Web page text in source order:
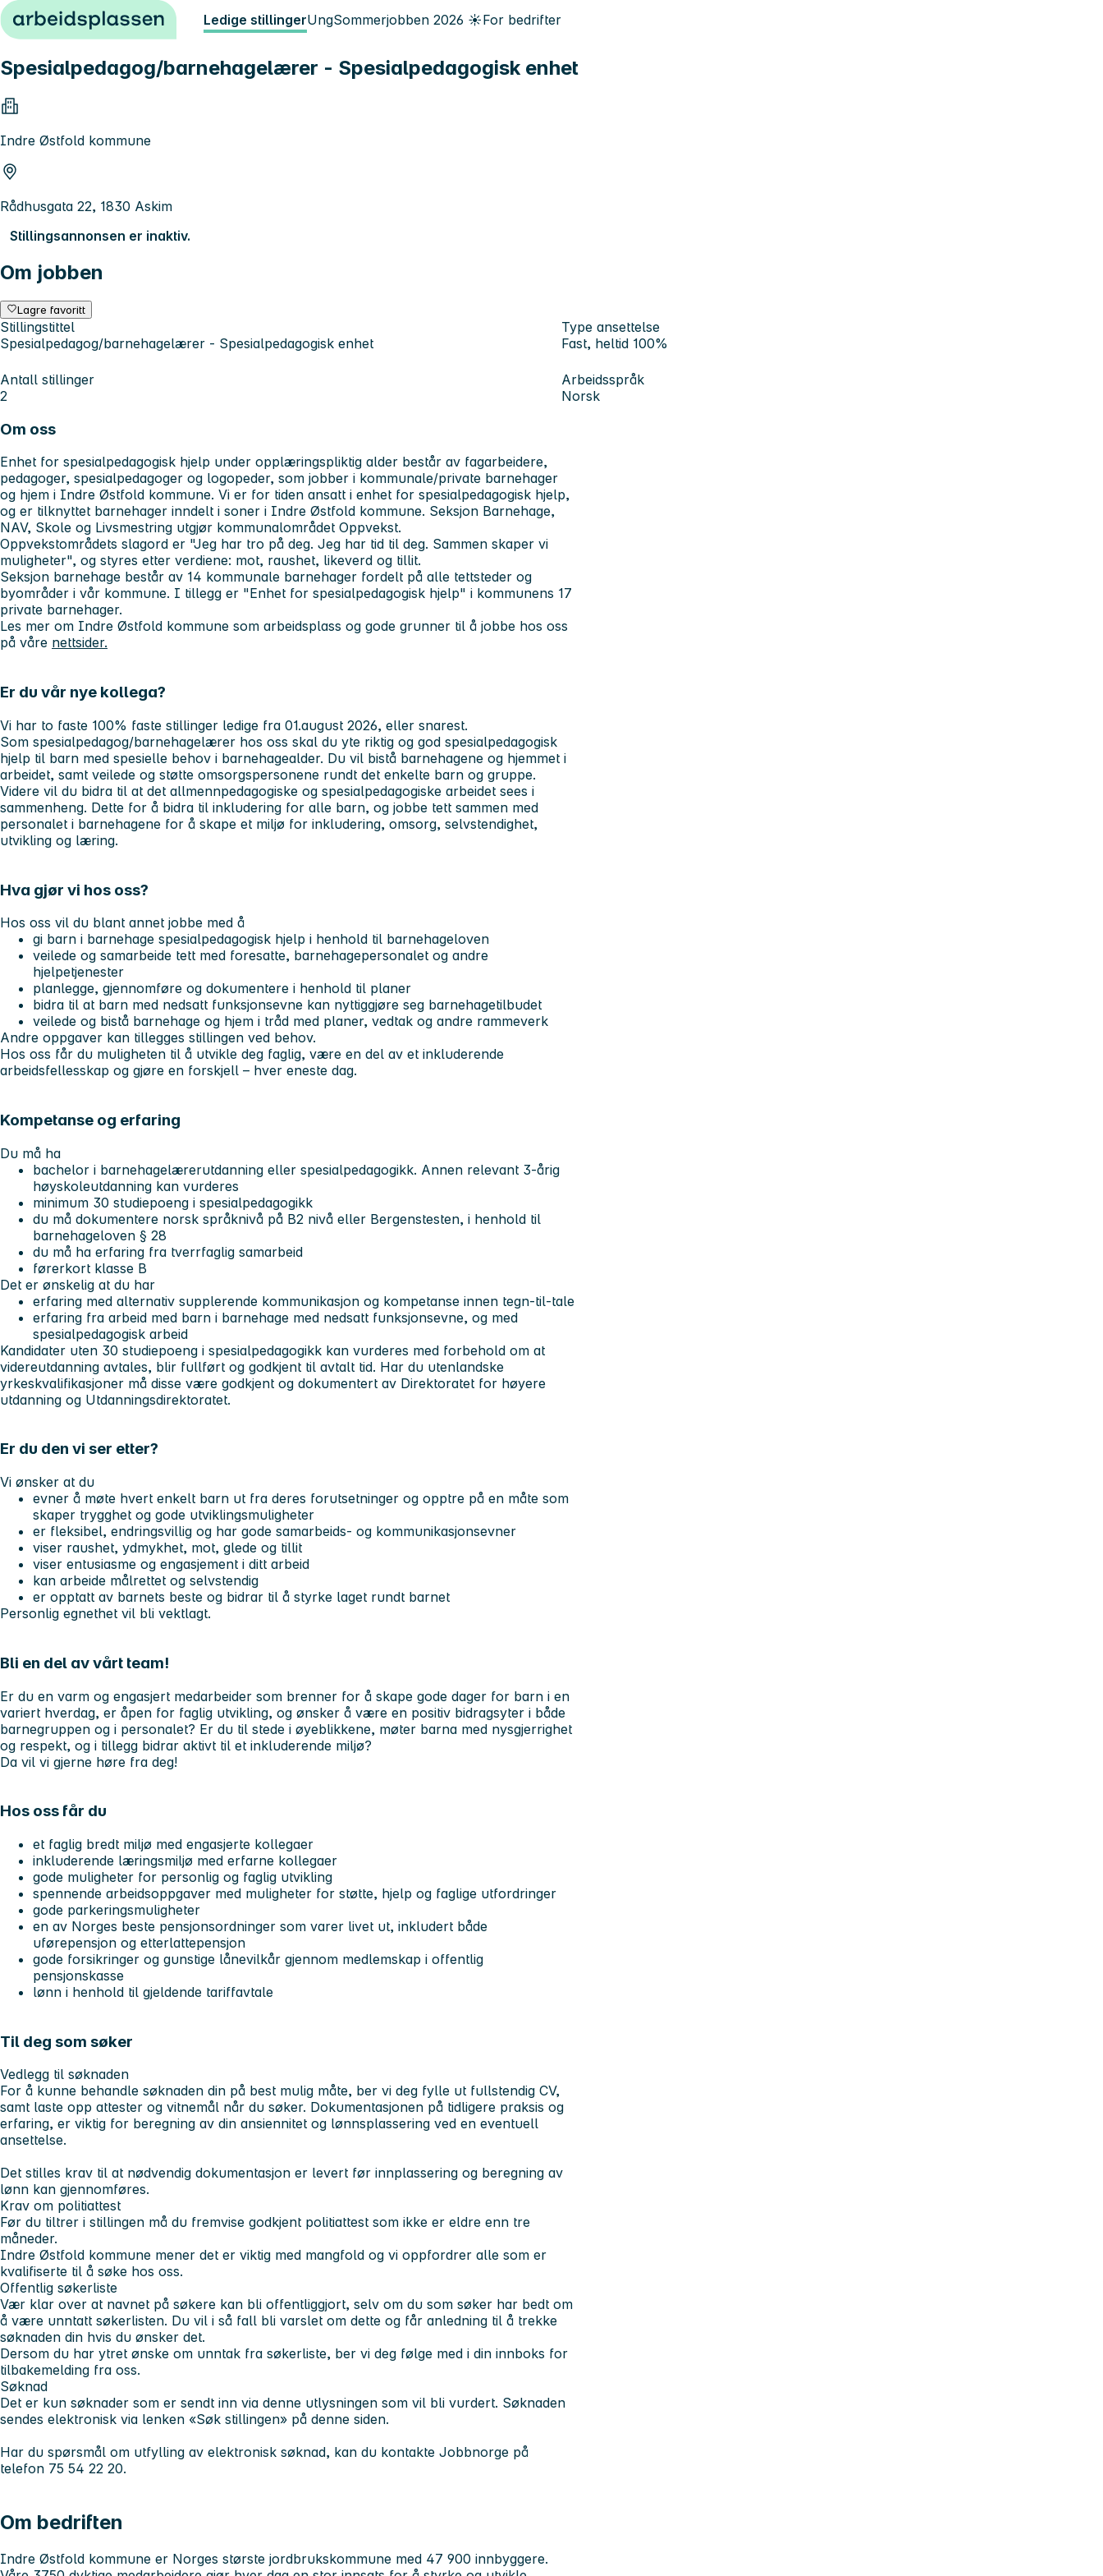
Hopp til innhold Ledige stillingerUngSommerjobben 2026 ☀️For bedrifter
Spesialpedagog/barnehagelærer - Spesialpedagogisk enhet
Indre Østfold kommune
Rådhusgata 22, 1830 Askim
Stillingsannonsen er inaktiv.
Om jobben
Lagre favoritt
Stillingstittel
Spesialpedagog/barnehagelærer - Spesialpedagogisk enhet
Type ansettelse
Fast, heltid 100%
Antall stillinger
2
Arbeidsspråk
Norsk
Om oss
Enhet for spesialpedagogisk hjelp under opplæringspliktig alder består av fagarbeidere,
pedagoger, spesialpedagoger og logopeder, som jobber i kommunale/private barnehager
og hjem i Indre Østfold kommune. Vi er for tiden ansatt i enhet for spesialpedagogisk hjelp,
og er tilknyttet barnehager inndelt i soner i Indre Østfold kommune. Seksjon Barnehage,
NAV, Skole og Livsmestring utgjør kommunalområdet Oppvekst.
Oppvekstområdets slagord er "Jeg har tro på deg. Jeg har tid til deg. Sammen skaper vi
muligheter", og styres etter verdiene: mot, raushet, likeverd og tillit.
Seksjon barnehage består av 14 kommunale barnehager fordelt på alle tettsteder og
byområder i vår kommune. I tillegg er "Enhet for spesialpedagogisk hjelp" i kommunens 17
private barnehager.
Les mer om Indre Østfold kommune som arbeidsplass og gode grunner til å jobbe hos oss
på våre nettsider.
Er du vår nye kollega?
Vi har to faste 100% faste stillinger ledige fra 01.august 2026, eller snarest.
Som spesialpedagog/barnehagelærer hos oss skal du yte riktig og god spesialpedagogisk
hjelp til barn med spesielle behov i barnehagealder. Du vil bistå barnehagene og hjemmet i
arbeidet, samt veilede og støtte omsorgspersonene rundt det enkelte barn og gruppe.
Videre vil du bidra til at det allmennpedagogiske og spesialpedagogiske arbeidet sees i
sammenheng. Dette for å bidra til inkludering for alle barn, og jobbe tett sammen med
personalet i barnehagene for å skape et miljø for inkludering, omsorg, selvstendighet,
utvikling og læring.
Hva gjør vi hos oss?
Hos oss vil du blant annet jobbe med å
gi barn i barnehage spesialpedagogisk hjelp i henhold til barnehageloven
veilede og samarbeide tett med foresatte, barnehagepersonalet og andre
hjelpetjenester
planlegge, gjennomføre og dokumentere i henhold til planer
bidra til at barn med nedsatt funksjonsevne kan nyttiggjøre seg barnehagetilbudet
veilede og bistå barnehage og hjem i tråd med planer, vedtak og andre rammeverk
Andre oppgaver kan tillegges stillingen ved behov.
Hos oss får du muligheten til å utvikle deg faglig, være en del av et inkluderende
arbeidsfellesskap og gjøre en forskjell – hver eneste dag.
Kompetanse og erfaring
Du må ha
bachelor i barnehagelærerutdanning eller spesialpedagogikk. Annen relevant 3-årig
høyskoleutdanning kan vurderes
minimum 30 studiepoeng i spesialpedagogikk
du må dokumentere norsk språknivå på B2 nivå eller Bergenstesten, i henhold til
barnehageloven § 28
du må ha erfaring fra tverrfaglig samarbeid
førerkort klasse B
Det er ønskelig at du har
erfaring med alternativ supplerende kommunikasjon og kompetanse innen tegn-til-tale
erfaring fra arbeid med barn i barnehage med nedsatt funksjonsevne, og med
spesialpedagogisk arbeid
Kandidater uten 30 studiepoeng i spesialpedagogikk kan vurderes med forbehold om at
videreutdanning avtales, blir fullført og godkjent til avtalt tid. Har du utenlandske
yrkeskvalifikasjoner må disse være godkjent og dokumentert av Direktoratet for høyere
utdanning og Utdanningsdirektoratet.
Er du den vi ser etter?
Vi ønsker at du
evner å møte hvert enkelt barn ut fra deres forutsetninger og opptre på en måte som
skaper trygghet og gode utviklingsmuligheter
er fleksibel, endringsvillig og har gode samarbeids- og kommunikasjonsevner
viser raushet, ydmykhet, mot, glede og tillit
viser entusiasme og engasjement i ditt arbeid
kan arbeide målrettet og selvstendig
er opptatt av barnets beste og bidrar til å styrke laget rundt barnet
Personlig egnethet vil bli vektlagt.
Bli en del av vårt team!
Er du en varm og engasjert medarbeider som brenner for å skape gode dager for barn i en
variert hverdag, er åpen for faglig utvikling, og ønsker å være en positiv bidragsyter i både
barnegruppen og i personalet? Er du til stede i øyeblikkene, møter barna med nysgjerrighet
og respekt, og i tillegg bidrar aktivt til et inkluderende miljø?
Da vil vi gjerne høre fra deg!
Hos oss får du
et faglig bredt miljø med engasjerte kollegaer
inkluderende læringsmiljø med erfarne kollegaer
gode muligheter for personlig og faglig utvikling
spennende arbeidsoppgaver med muligheter for støtte, hjelp og faglige utfordringer
gode parkeringsmuligheter
en av Norges beste pensjonsordninger som varer livet ut, inkludert både
uførepensjon og etterlattepensjon
gode forsikringer og gunstige lånevilkår gjennom medlemskap i offentlig
pensjonskasse
lønn i henhold til gjeldende tariffavtale
Til deg som søker
Vedlegg til søknaden
For å kunne behandle søknaden din på best mulig måte, ber vi deg fylle ut fullstendig CV,
samt laste opp attester og vitnemål når du søker. Dokumentasjonen på tidligere praksis og
erfaring, er viktig for beregning av din ansiennitet og lønnsplassering ved en eventuell
ansettelse.
Det stilles krav til at nødvendig dokumentasjon er levert før innplassering og beregning av
lønn kan gjennomføres.
Krav om politiattest
Før du tiltrer i stillingen må du fremvise godkjent politiattest som ikke er eldre enn tre
måneder.
Indre Østfold kommune mener det er viktig med mangfold og vi oppfordrer alle som er
kvalifiserte til å søke hos oss.
Offentlig søkerliste
Vær klar over at navnet på søkere kan bli offentliggjort, selv om du som søker har bedt om
å være unntatt søkerlisten. Du vil i så fall bli varslet om dette og får anledning til å trekke
søknaden din hvis du ønsker det.
Dersom du har ytret ønske om unntak fra søkerliste, ber vi deg følge med i din innboks for
tilbakemelding fra oss.
Søknad
Det er kun søknader som er sendt inn via denne utlysningen som vil bli vurdert. Søknaden
sendes elektronisk via lenken «Søk stillingen» på denne siden.
Har du spørsmål om utfylling av elektronisk søknad, kan du kontakte Jobbnorge på
telefon 75 54 22 20.
Om bedriften
Indre Østfold kommune er Norges største jordbrukskommune med 47 900 innbyggere.